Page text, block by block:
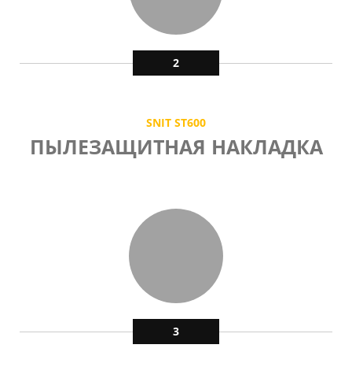
2
3
SNIT ST600
ПЫЛЕЗАЩИТНАЯ НАКЛАДКА